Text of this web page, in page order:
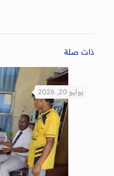
ذات صلة
يوليو 20, 2026